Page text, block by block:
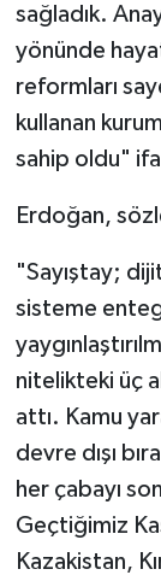
sağladık.
yönünde
reformları
kullanan
sahip oldu"
Erdoğan,
"Sayıştay;
sisteme
nitelikteki üç
attı. Kamu
devre dışı
her çabayı
Geçtiğimiz
Kazakistan,